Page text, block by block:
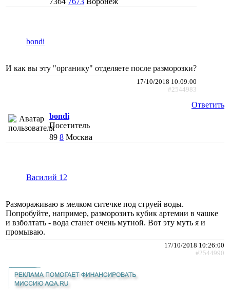
bondi
И как вы эту "органику" отделяете после разморозки?
17/10/2018 10:09:00
#2544983
Ответить
bondi
Посетитель
89 8 Москва
Василий 12
Размораживаю в мелком ситечке под струей воды.
Попробуйте, например, разморозить кубик артемии в чашке
и взболтать - вода станет очень мутной. Вот эту муть я и
промываю.
17/10/2018 10:26:00
#2544990